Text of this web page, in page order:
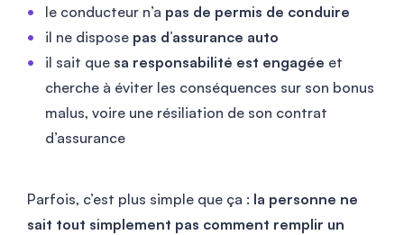
le conducteur n’a pas de permis de conduire
il ne dispose pas d’assurance auto
il sait que sa responsabilité est engagée et
cherche à éviter les conséquences sur son bonus
malus, voire une résiliation de son contrat
d’assurance
Parfois, c’est plus simple que ça : la personne ne
sait tout simplement pas comment remplir un